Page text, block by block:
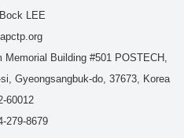
LEE
Memorial Building #501 POSTECH,
Gyeongsangbuk-do, 37673, Korea
60012
279-8679